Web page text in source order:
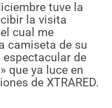
tuve la
la visita
cual me
camiseta de su
espectacular de
que ya luce en
de XTRARED.